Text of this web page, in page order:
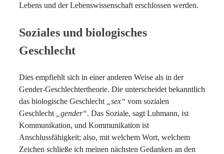
Lebens und der Lebenswissenschaft erschlossen werden.
Soziales und biologisches
Geschlecht
Dies empfiehlt sich in einer anderen Weise als in der
Gender-Geschlechtertheorie. Die unterscheidet bekanntlich
das biologische Geschlecht
„sex“ vom sozialen
Geschlecht
„gender“. Das Soziale, sagt Luhmann, ist
Kommunikation, und Kommunikation ist
Anschlussfähigkeit; also, mit welchem Wort, welchem
Zeichen schließe ich meinen nächsten Gedanken an den